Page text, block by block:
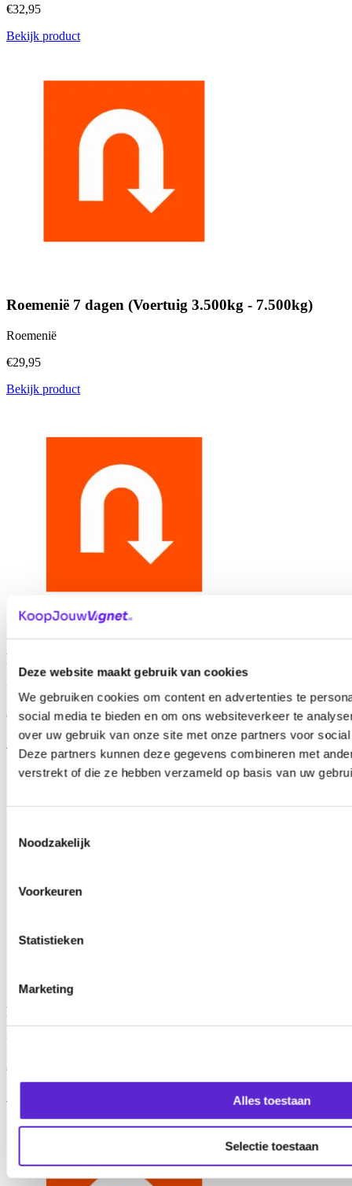
Deze website maakt gebruik van cookies
We gebruiken cookies om content en advertenties te
social media te bieden en om ons websiteverkeer te
over uw gebruik van onze site met onze partners voor
Deze partners kunnen deze gegevens combineren met
verstrekt of die ze hebben verzameld op basis van uw
Noodzakelijk
Voorkeuren
Statistieken
Marketing
Alles toestaan
Selectie toestaan
€32,95
Bekijk product
Roemenië 7 dagen (Voertuig 3.500kg - 7.500kg)
Roemenië
€29,95
Bekijk product
Roemenië 60 dagen (Auto)
Roemenië
€26,95
Bekijk product
Roemenië 10 dagen (Voertuig < 3.500kg)
Roemenië
€24,95
Bekijk product